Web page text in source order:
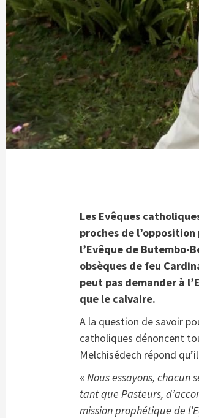
Les Evêques
proches de l’opposition
l’Evêque de Butembo-
obsèques de feu
peut pas demander à
que le calvaire.
A la question de savoir
catholiques dénoncent
Melchisédech répond
«Nous essayons, chacun
tant que Pasteurs,
mission prophétique de